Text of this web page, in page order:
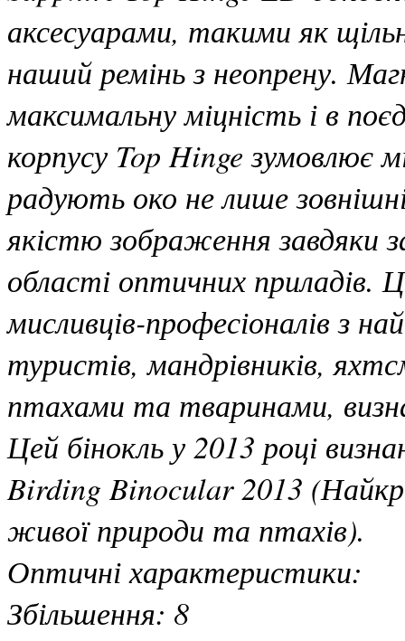
аксесуарами, такими як
наший ремінь з неопрену.
максимальну міцність і в
корпусу Top Hinge зумовлює
радують око не лише
якістю зображення завдяки
області оптичних приладів.
мисливців-професіоналів з
туристів, мандрівників,
птахами та тваринами,
Цей бінокль у 2013 році
Birding Binocular 2013
живої природи та птахів).
Оптичні характеристики:
Збільшення: 8